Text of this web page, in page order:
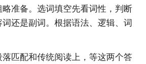
准备。选词填空先看词性，判断
还是副词。根据语法、逻辑、词
匹配和传统阅读上，等这两个答